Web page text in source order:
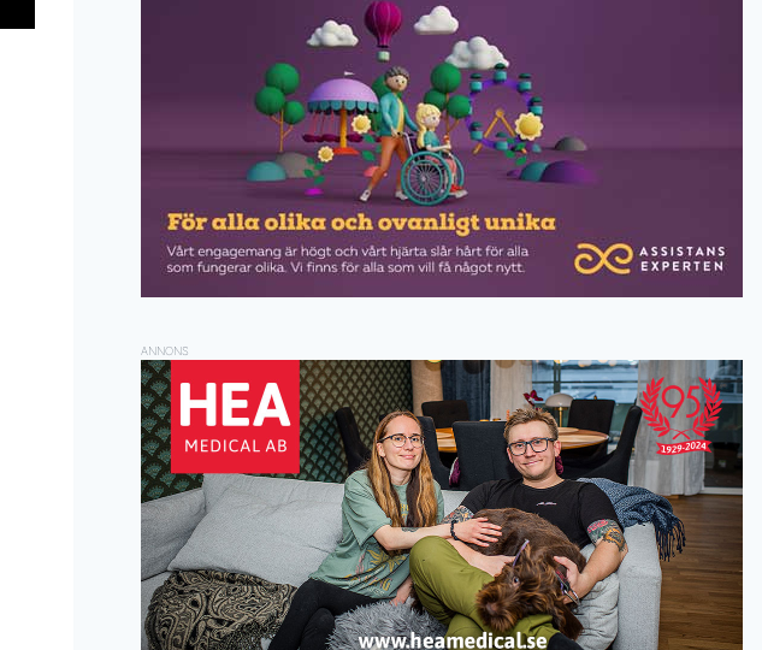
ANNONS